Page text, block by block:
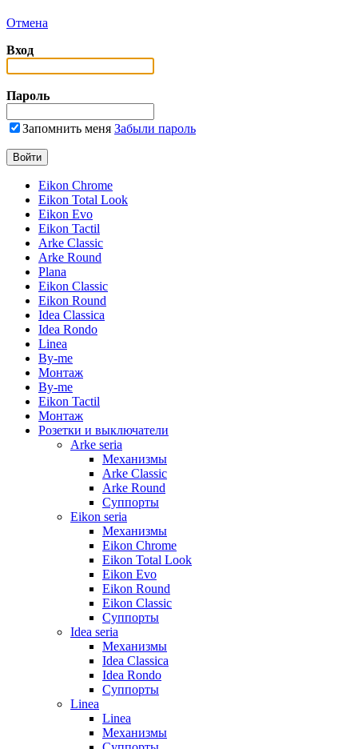
Отмена
Вход
Пароль
Запомнить меня Забыли пароль
Eikon Chrome
Eikon Total Look
Eikon Evo
Eikon Tactil
Arke Classic
Arke Round
Plana
Eikon Classic
Eikon Round
Idea Classica
Idea Rondo
Linea
By-me
Монтаж
By-me
Eikon Tactil
Монтаж
Розетки и выключатели
Arke seria
Механизмы
Arke Classic
Arke Round
Суппорты
Eikon seria
Механизмы
Eikon Chrome
Eikon Total Look
Eikon Evo
Eikon Round
Eikon Classic
Суппорты
Idea seria
Механизмы
Idea Classica
Idea Rondo
Суппорты
Linea
Linea
Механизмы